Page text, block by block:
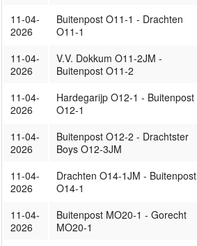
11-04-
2026
Buitenpost O11-1 - Drachten
O11-1
11-04-
2026
V.V. Dokkum O11-2JM -
Buitenpost O11-2
11-04-
2026
Hardegarijp O12-1 - Buitenpost
O12-1
11-04-
2026
Buitenpost O12-2 - Drachtster
Boys O12-3JM
11-04-
2026
Drachten O14-1JM - Buitenpost
O14-1
11-04-
2026
Buitenpost MO20-1 - Gorecht
MO20-1